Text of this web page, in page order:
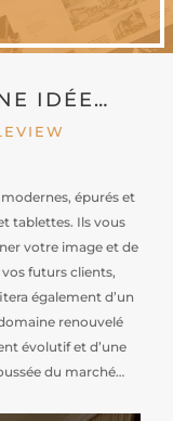
IDÉE…
épurés et
tablettes. Ils vous
votre image et de
futurs clients,
également d’un
renouvelé
évolutif et d’une
du marché…